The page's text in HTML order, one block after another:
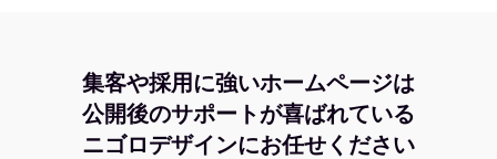
集客や採用に強いホームページは
公開後のサポートが喜ばれている
ニゴロデザインにお任せください